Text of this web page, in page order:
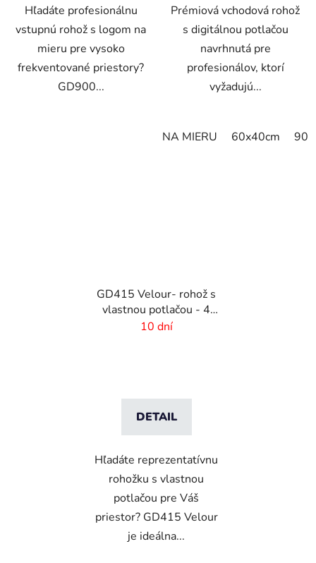
Hľadáte profesionálnu
vstupnú rohož s logom na
mieru pre vysoko
frekventované priestory?
GD900...
Prémiová vchodová rohož
s digitálnou potlačou
navrhnutá pre
profesionálov, ktorí
vyžadujú...
NA MIERU 60x40cm
GD415 Velour- rohož s
vlastnou potlačou - 4
mm vlas
10 dní
DETAIL
Hľadáte reprezentatívnu
rohožku s vlastnou
potlačou pre Váš
priestor? GD415 Velour
je ideálna...